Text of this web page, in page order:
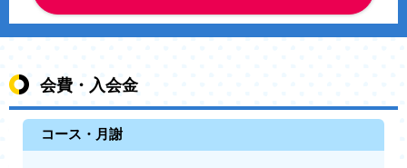
会費・入会金
コース・月謝